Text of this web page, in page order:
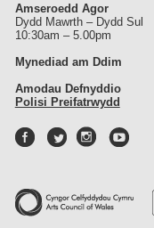
Amseroedd Agor
Dydd Mawrth – Dydd Sul
10:30am – 5.00pm
Mynediad am Ddim
Amodau Defnyddio
Polisi Preifatrwydd